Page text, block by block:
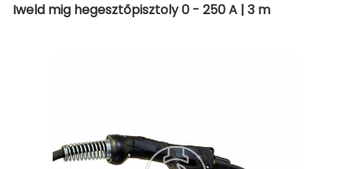
Iweld mig hegesztőpisztoly 0 - 250 A | 3 m